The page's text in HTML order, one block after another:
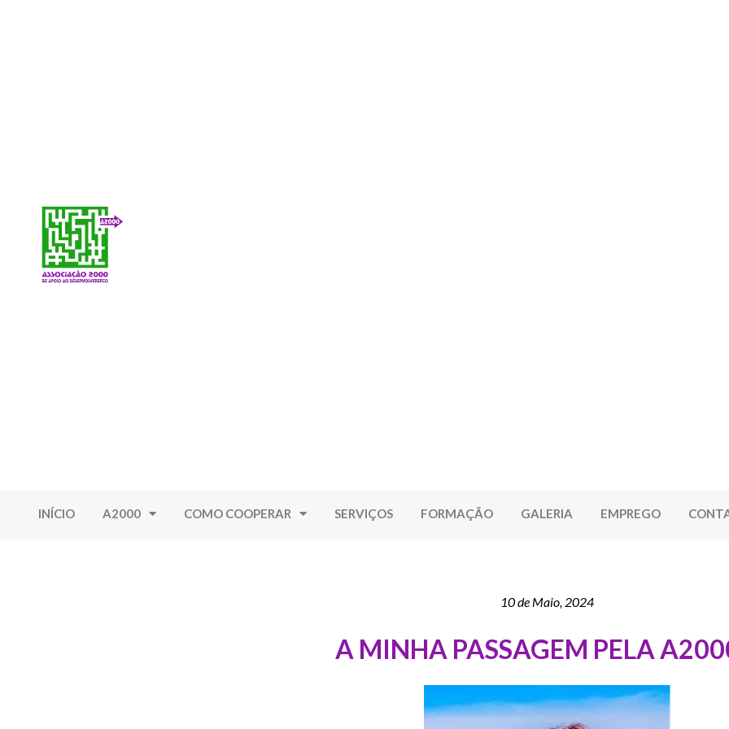
INÍCIO A2000 COMO COOPERAR SERVIÇOS FORMAÇÃO GALERIA EMPREGO
10 de Maio, 2024
A MINHA PASSAGEM PELA